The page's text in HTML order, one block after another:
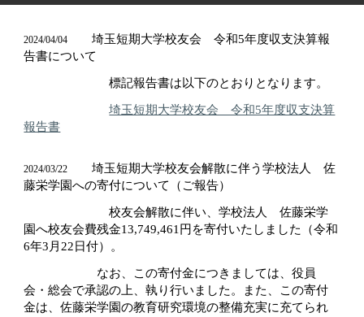
2024/04/04
埼玉短期大学校友会 令和5年度収支決算報
告書について
標記報告書は以下のとおりとなります。
埼玉短期大学校友会 令和5年度収支決算
報告書
2024/03/22 埼玉短期大学校友会解散に伴う学校法人 佐
藤栄学園への寄付について
（ご報告）
校友会解散に伴い、学校法人 佐藤栄学
園へ校友会費残金13,749,461円を寄付いたしました（令和
6年3月22日付）。
なお、この寄付金につきましては、役員
会・総会で承認の上、執り行いました。また、この寄付
金は、佐藤栄学園の教育研究環境の整備充実に充てられ